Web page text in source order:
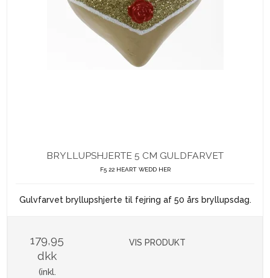
BRYLLUPSHJERTE 5 CM GULDFARVET
F5 22 HEART WEDD HER
Gulvfarvet bryllupshjerte til fejring af 50 års bryllupsdag.
179,95
dkk
(inkl.
VIS PRODUKT